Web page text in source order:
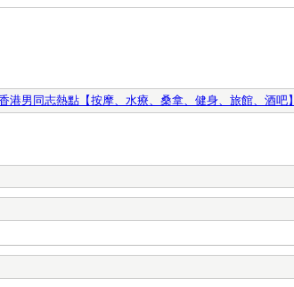
港男同志熱點【按摩、水療、桑拿、健身、旅館、酒吧】